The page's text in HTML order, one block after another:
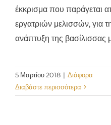
έκκρισμα που παράγεται
εργατριών μελισσών, για
ανάπτυξη της βασίλισσας
5 Μαρτίου 2018 | Διάφορα
Διαβάστε περισσότερα